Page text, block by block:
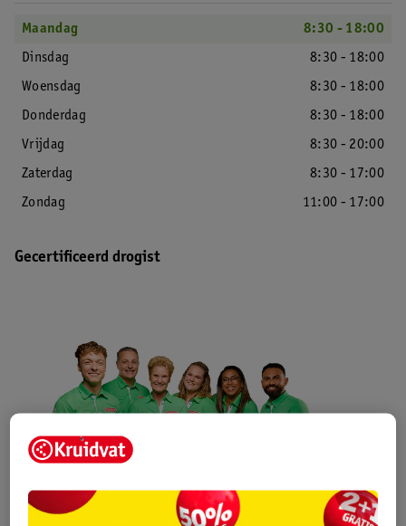
Maandag
8:30 - 18:00
Dinsdag
8:30 - 18:00
Woensdag
8:30 - 18:00
Donderdag
8:30 - 18:00
Vrijdag
8:30 - 20:00
Zaterdag
8:30 - 17:00
Zondag
11:00 - 17:00
Gecertificeerd drogist